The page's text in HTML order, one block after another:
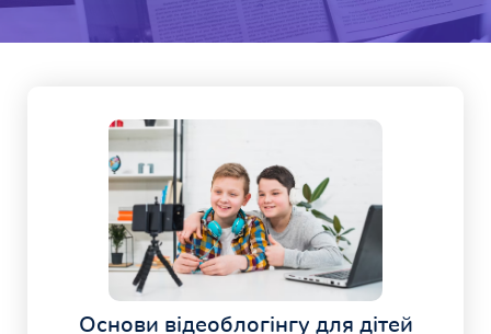
Основи відеоблогінгу для дітей